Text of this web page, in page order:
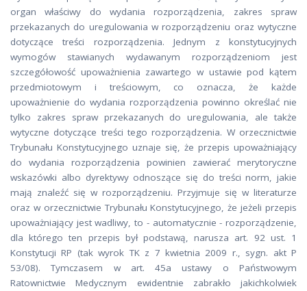
organ właściwy do wydania rozporządzenia, zakres spraw
przekazanych do uregulowania w rozporządzeniu oraz wytyczne
dotyczące treści rozporządzenia. Jednym z konstytucyjnych
wymogów stawianych wydawanym rozporządzeniom jest
szczegółowość upoważnienia zawartego w ustawie pod kątem
przedmiotowym i treściowym, co oznacza, że każde
upoważnienie do wydania rozporządzenia powinno określać nie
tylko zakres spraw przekazanych do uregulowania, ale także
wytyczne dotyczące treści tego rozporządzenia. W orzecznictwie
Trybunału Konstytucyjnego uznaje się, że przepis upoważniający
do wydania rozporządzenia powinien zawierać merytoryczne
wskazówki albo dyrektywy odnoszące się do treści norm, jakie
mają znaleźć się w rozporządzeniu. Przyjmuje się w literaturze
oraz w orzecznictwie Trybunału Konstytucyjnego, że jeżeli przepis
upoważniający jest wadliwy, to - automatycznie - rozporządzenie,
dla którego ten przepis był podstawą, narusza art. 92 ust. 1
Konstytucji RP (tak wyrok TK z 7 kwietnia 2009 r., sygn. akt P
53/08). Tymczasem w art. 45a ustawy o Państwowym
Ratownictwie Medycznym ewidentnie zabrakło jakichkolwiek